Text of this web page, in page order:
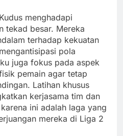
menghadapi
tekad besar. Mereka
terhadap kekuatan
pola
juga fokus pada aspek
pemain agar tetap
Latihan khusus
kerjasama tim dan
ini adalah laga yang
mereka di Liga 2